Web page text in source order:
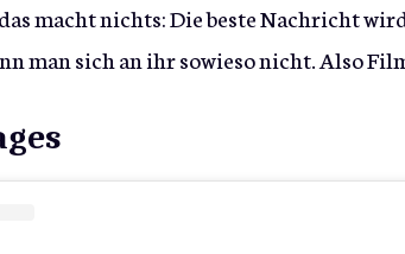
macht nichts: Die beste Nachricht
man sich an ihr sowieso nicht. Also